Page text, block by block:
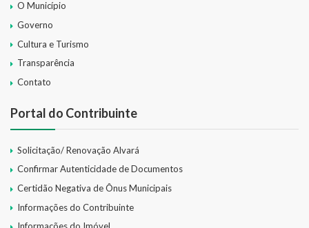
O Município
Governo
Cultura e Turismo
Transparência
Contato
Portal do Contribuinte
Solicitação/ Renovação Alvará
Confirmar Autenticidade de Documentos
Certidão Negativa de Ônus Municipais
Informações do Contribuinte